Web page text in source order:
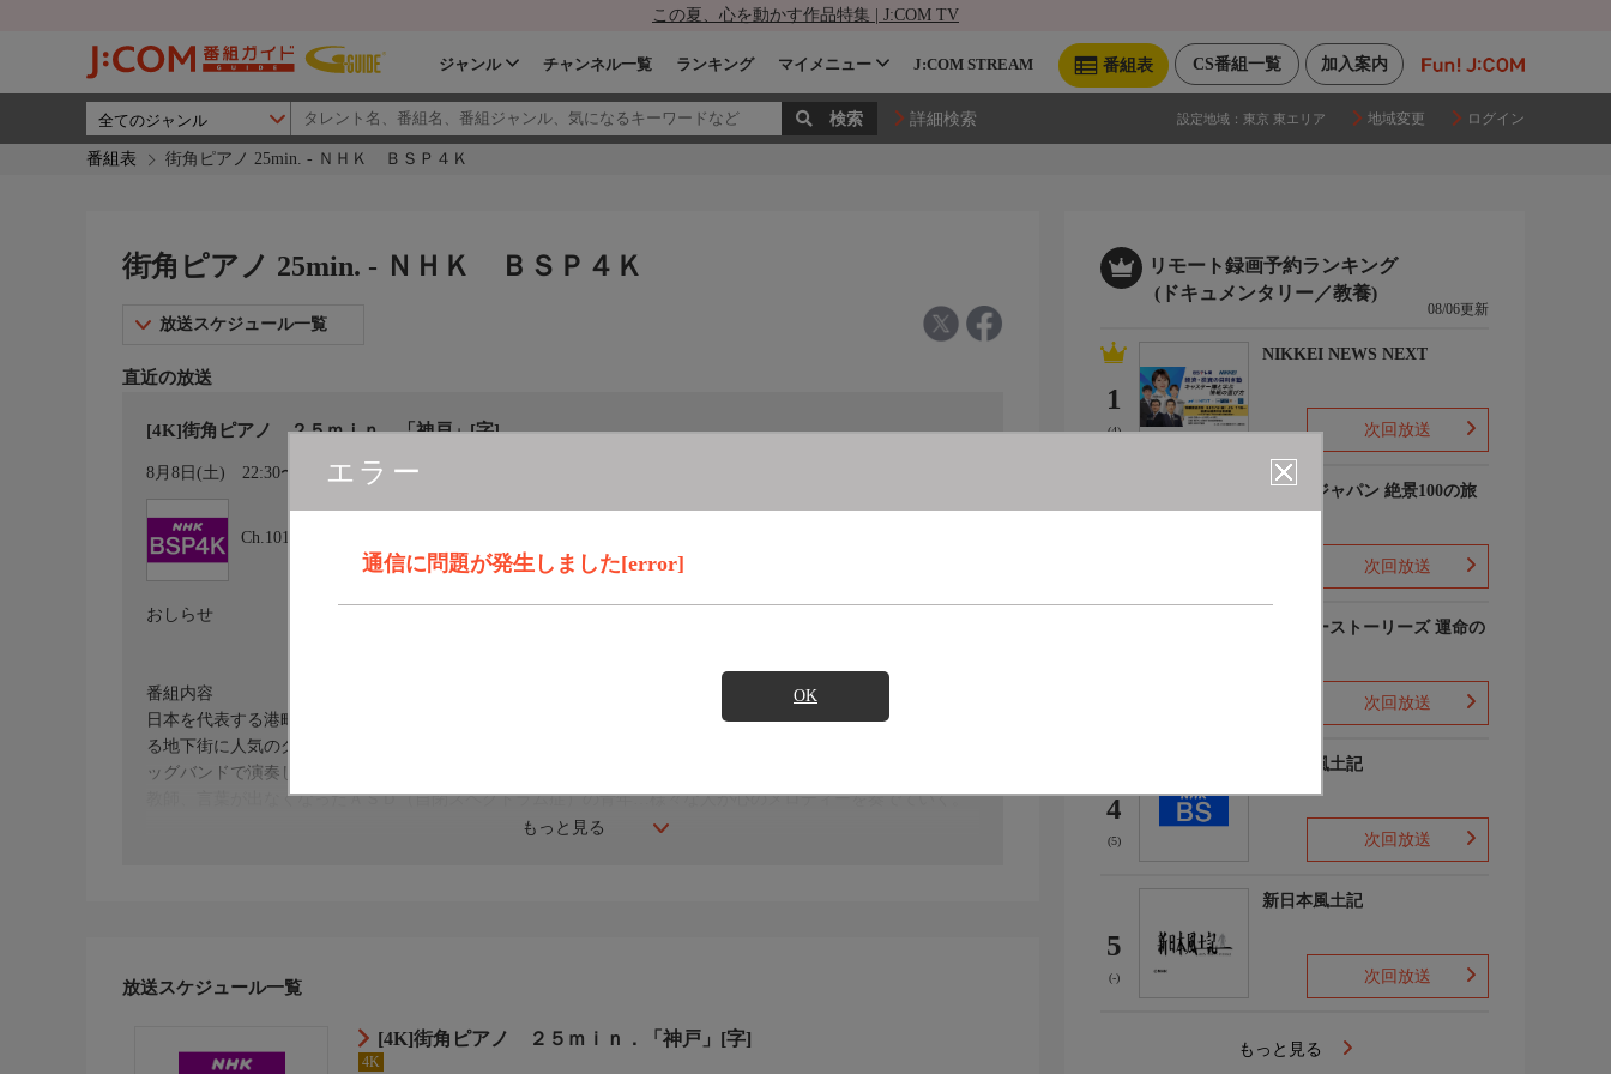
この夏、心を動かす作品特集 | J:COM TV
加入案内
CS番組一覧
番組表
ジャンル チャンネル一覧 ランキング マイメニュー J:COM STREAM
詳細検索 設定地域： 東京 東エリア 地域変更 ログイン
番組表 街角ピアノ 25min. - ＮＨＫ ＢＳＰ４Ｋ
エラー
通信に問題が発生しました[error]
OK
街角ピアノ 25min. - ＮＨＫ ＢＳＰ４Ｋ
放送スケジュール一覧
直近の放送
[4K]街角ピアノ ２５ｍｉｎ．「神戸」[字]
8月8日(土) 22:30〜22:55 カレンダー登録
Ch.101
もっと見る
おしらせ
番組内容
日本を代表する港町・兵庫県神戸市。“日本のジャズ”発祥の地といわれる、音楽あふれる街だ。市民に愛され
る地下街に人気のグランドピアノがある。ストリートピアノで出会った友達と遊びに来た女性、アマチュアビ
ッグバンドで演奏している弁護士、母と祖父母の期待を集める５歳の女の子、特別支援学校を定年退職した元
教師、言葉が出なくなったＡＳＤ（自閉スペクトラム症）の青年…様々な人が心のメロディーを奏でていく。
放送スケジュール一覧
[4K]街角ピアノ ２５ｍｉｎ．「神戸」[字]
4K
リモート録画予約ランキング
(ドキュメンタリー／教養)
08/06更新
1
(4)
NIKKEI NEWS NEXT
次回放送
ジオ・ジャパン 絶景100の旅
次回放送
アナザーストーリーズ 運命の
次回放送
4
(5)
新日本風土記
次回放送
5
(-)
新日本風土記
次回放送
もっと見る